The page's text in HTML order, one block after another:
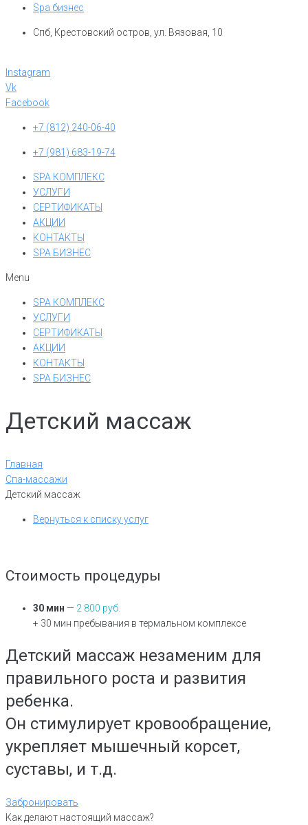
Spa бизнес
Спб, Крестовский остров, ул. Вязовая, 10
Instagram
Vk
Facebook
+7 (812) 240-06-40
+7 (981) 683-19-74
SPA КОМПЛЕКС
УСЛУГИ
СЕРТИФИКАТЫ
АКЦИИ
КОНТАКТЫ
SPA БИЗНЕС
Menu
SPA КОМПЛЕКС
УСЛУГИ
СЕРТИФИКАТЫ
АКЦИИ
КОНТАКТЫ
SPA БИЗНЕС
Детский массаж
Главная
Спа-массажи
Детский массаж
Вернуться к списку услуг
Стоимость процедуры
30 мин — 2 800 руб.
+ 30 мин пребывания в термальном комплексе
Детский массаж незаменим для
правильного роста и развития
ребенка.
Он стимулирует кровообращение,
укрепляет мышечный корсет,
суставы, и т.д.
Забронировать
Как делают настоящий массаж?